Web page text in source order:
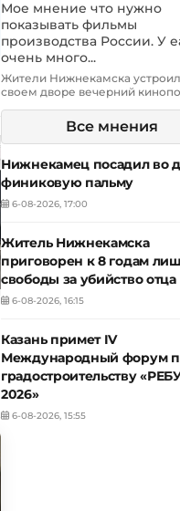
Мое мнение что нужно
показывать фильмы
производства России. У
очень много...
Жители Нижнекамска
своем дворе вечерний
Все мнения
Нижнекамец посадил во
финиковую пальму
6-08-2026, 17:00
Житель Нижнекамска
приговорен к 8 годам
свободы за убийство отца
6-08-2026, 16:15
Казань примет IV
Международный форум
градостроительству
2026»
6-08-2026, 15:55